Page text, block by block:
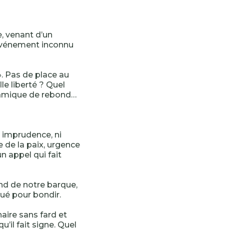
venant d’un
inconnu
Pas de place au
liberté ? Quel
de rebond…
imprudence, ni
de la paix, urgence
appel qui fait
de notre barque,
pour bondir.
sans fard et
fait signe. Quel